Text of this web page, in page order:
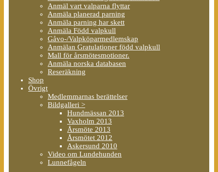
Anmäl vart valparna flyttar
Anmäla planerad parning
Anmäla parning har skett
Anmäla Född valpkull
Gåvo-/Valpköparmedlemskap
Anmälan Gratulationer född valpkull
Mall för årsmötesmotioner.
Anmäla norska databasen
Reseräkning
Shop
Övrigt
Medlemmarnas berättelser
Bildgalleri >
Hundmässan 2013
Vaxholm 2013
Årsmöte 2013
Årsmötet 2012
Askersund 2010
Video om Lundehunden
Lunnefågeln